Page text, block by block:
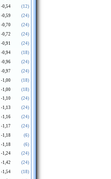
-0,54 (12)
-0,59 (24)
-0,70 (24)
-0,72 (24)
-0,91 (24)
-0,94 (18)
-0,96 (24)
-0,97 (24)
-1,00
(18)
-1,00 (18)
-1,10 (24)
-1,13 (24)
-1,16 (24)
-1,17 (24)
-1,18
(6)
-1,18 (6)
-1,24 (24)
-1,42 (24)
-1,54
(18)